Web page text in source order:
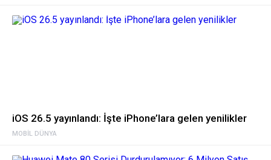
MOBIL DÜNYA
iOS 26.5 yayınlandı: İşte iPhone’lara gelen yenilikler